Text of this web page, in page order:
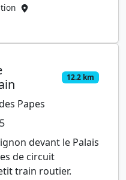
12.2 km
Papes
devant le Palais
de circuit
train routier.